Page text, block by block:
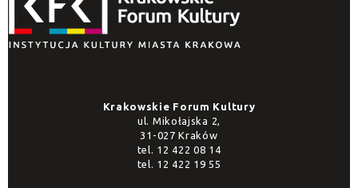
Krakowskie Forum Kultury
ul. Mikołajska 2,
31-027 Kraków
tel. 12 422 08 14
tel. 12 422 19 55